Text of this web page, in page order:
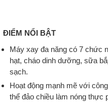
ĐIỂM NỔI BẬT
Máy xay đa năng có 7 chức
hạt, cháo dinh dưỡng, sữa
sạch.
Hoạt động mạnh mẽ với
thể đảo chiều làm nóng thực